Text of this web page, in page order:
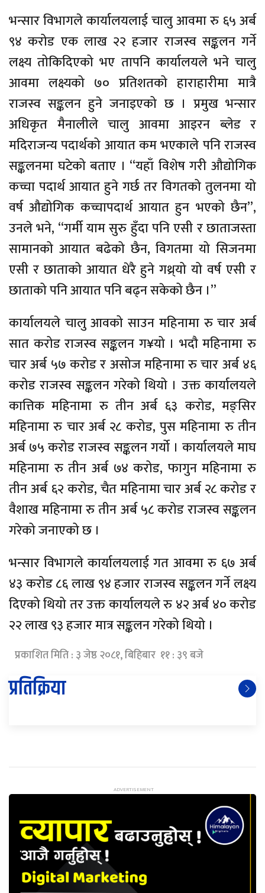
भन्सार विभागले कार्यालयलाई चालु आवमा रु ६५ अर्ब
९४ करोड एक लाख २२ हजार राजस्व सङ्कलन गर्ने
लक्ष्य तोकिदिएको भए तापनि कार्यालयले भने चालु
आवमा लक्ष्यको ७० प्रतिशतको हाराहारीमा मात्रै
राजस्व सङ्कलन हुने जनाइएको छ । प्रमुख भन्सार
अधिकृत मैनालीले चालु आवमा आइरन ब्लेड र
मदिराजन्य पदार्थको आयात कम भएकाले पनि राजस्व
सङ्कलनमा घटेको बताए । “यहाँ विशेष गरी औद्योगिक
कच्चा पदार्थ आयात हुने गर्छ तर विगतको तुलनमा यो
वर्ष औद्योगिक कच्चापदार्थ आयात हुन भएको छैन”,
उनले भने, “गर्मी याम सुरु हुँदा पनि एसी र छाताजस्ता
सामानको आयात बढेको छैन, विगतमा यो सिजनमा
एसी र छाताको आयात धेरै हुने गथ्र्यो यो वर्ष एसी र
छाताको पनि आयात पनि बढ्न सकेको छैन ।”
कार्यालयले चालु आवको साउन महिनामा रु चार अर्ब
सात करोड राजस्व सङ्कलन ग¥यो । भदौ महिनामा रु
चार अर्ब ५७ करोड र असोज महिनामा रु चार अर्ब ४६
करोड राजस्व सङ्कलन गरेको थियो । उक्त कार्यालयले
कात्तिक महिनामा रु तीन अर्ब ६३ करोड, मङ्सिर
महिनामा रु चार अर्ब २८ करोड, पुस महिनामा रु तीन
अर्ब ७५ करोड राजस्व सङ्कलन गर्यो । कार्यालयले माघ
महिनामा रु तीन अर्ब ७४ करोड, फागुन महिनामा रु
तीन अर्ब ६२ करोड, चैत महिनामा चार अर्ब २८ करोड र
वैशाख महिनामा रु तीन अर्ब ५८ करोड राजस्व सङ्कलन
गरेको जनाएको छ ।
भन्सार विभागले कार्यालयलाई गत आवमा रु ६७ अर्ब
४३ करोड ८६ लाख ९४ हजार राजस्व सङ्कलन गर्ने लक्ष्य
दिएको थियो तर उक्त कार्यालयले रु ४२ अर्ब ४० करोड
२२ लाख ९३ हजार मात्र सङ्कलन गरेको थियो ।
प्रकाशित मिति : ३ जेष्ठ २०८१, बिहिबार ११ : ३९ बजे
प्रतिक्रिया